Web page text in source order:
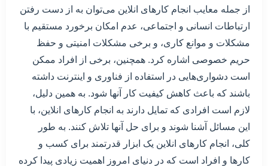
از جمله معایب انجام کارهای انلاین می‌توان به از دست رفتن
ارتباطات انسانی و اجتماعی، عدم امکان برخورد مستقیم با
مشکلات و موانع کاری، و برخی مشکلات امنیتی و حفظ
حریم خصوصی اشاره کرد. همچنین، برخی از افراد ممکن
است دشواری‌هایی در استفاده از فناوری و اینترنت داشته
باشند که باعث کاهش کیفیت کار آنها شود. به همین دلیل،
لازم است افرادی که تمایل دارند به انجام کارهای انلاین، با
این مسائل آشنا شوند و برای حل آنها تلاش کنند. به طور
کلی، انجام کارهای انلاین یک ابزار قدرتمند برای کسب و
کارها و افراد است که در دنیای امروز اهمیت زیادی پیدا کرده